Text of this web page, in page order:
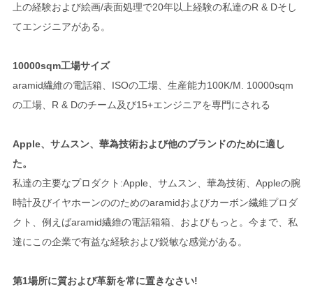
上の経験および絵画/表面処理で20年以上経験の私達のR & Dそし
てエンジニアがある。
10000sqm工場サイズ
aramid繊維の電話箱、ISOの工場、生産能力100K/M. 10000sqm
の工場、R & Dのチーム及び15+エンジニアを専門にされる
Apple、サムスン、華為技術および他のブランドのために適し
た。
私達の主要なプロダクト:Apple、サムスン、華為技術、Appleの腕
時計及びイヤホーンののためのaramidおよびカーボン繊維プロダ
クト、例えばaramid繊維の電話箱箱、およびもっと。今まで、私
達にこの企業で有益な経験および鋭敏な感覚がある。
第1場所に質および革新を常に置きなさい!